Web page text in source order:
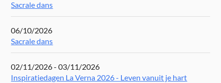
Sacrale dans
06/10/2026
Sacrale dans
02/11/2026 - 03/11/2026
Inspiratiedagen La Verna 2026 - Leven vanuit je hart